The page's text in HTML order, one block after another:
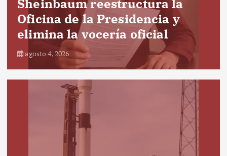
Sheinbaum reestructura la
Oficina de la Presidencia y
elimina la vocería oficial
agosto 4, 2026